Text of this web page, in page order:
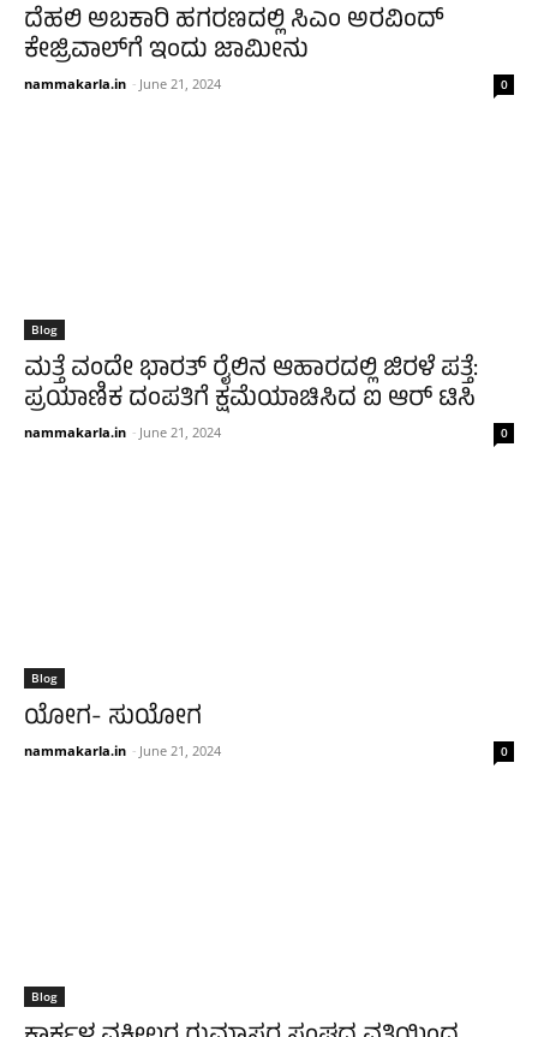
ದೆಹಲಿ ಅಬಕಾರಿ ಹಗರಣದಲ್ಲಿ ಸಿಎಂ ಅರವಿಂದ್
ಕೇಜ್ರಿವಾಲ್‌ಗೆ ಇಂದು ಜಾಮೀನು
nammakarla.in - June 21, 2024 0
Blog
ಮತ್ತೆ ವಂದೇ ಭಾರತ್ ರೈಲಿನ ಆಹಾರದಲ್ಲಿ ಜಿರಳೆ ಪತ್ತೆ:
ಪ್ರಯಾಣಿಕ ದಂಪತಿಗೆ ಕ್ಷಮೆಯಾಚಿಸಿದ ಐ ಆರ್ ಟಿಸಿ
nammakarla.in - June 21, 2024 0
Blog
ಯೋಗ- ಸುಯೋಗ
nammakarla.in - June 21, 2024 0
Blog